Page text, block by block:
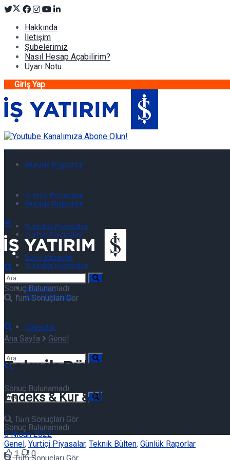
Hakkında
İletişim
Şubelerimiz
Nasıl Hesap Açabilirim?
Uyarı Notu
Giriş Yap
Günlük Raporlar
Yurtiçi Piyasalar
Yurtdışı Piyasalar
Son Haberler
Videolar
Sonuç Bulunamadı
Tüm Sonuçları Gör
Günlük Raporlar
Yurtiçi Piyasalar
Yurtdışı Piyasalar
Son Haberler
Videolar
Sonuç Bulunamadı
Sonuç Bulunamadı
Tüm Sonuçları Gör
Ana Sayfa Genel
Teknik Bülten 05/04/2022
Endeks & Kur & Hisse teknik analiz
açığa satılan hisseler ve tarihsel açığa
5 Nisan 2022
Genel, Yurtiçi Piyasalar, Teknik Bülten, Günlük Raporlar
1
0